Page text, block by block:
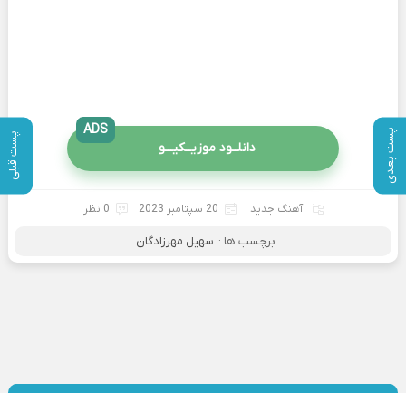
پست بعدی پست قبلی دانلــود موزیــکیـــو
ADS
آهنگ جدید 20 سپتامبر 2023 0 نظر
برچسب ها : سهیل مهرزادگان